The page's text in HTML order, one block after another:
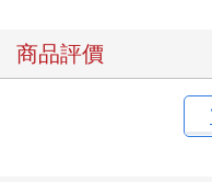
商品評價